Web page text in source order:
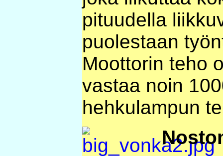
pituudella
puolestaan
Moottorin teho
vastaa noin
hehkulampun